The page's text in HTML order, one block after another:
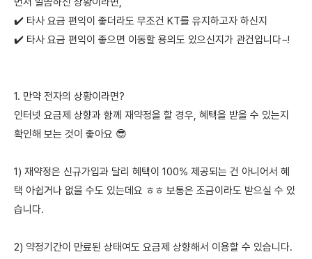
✔️ 타사 요금 편익이 좋더라도 무조건 KT를 유지하고자 하신지
✔️ 타사 요금 편익이 좋으면 이동할 용의도 있으신지가 관건입니다~!
1. 만약 전자의 상황이라면?
인터넷 요금제 상향과 함께 재약정을 할 경우, 혜택을 받을 수 있는지
확인해 보는 것이 좋아요 😎
1) 재약정은 신규가입과 달리 혜택이 100% 제공되는 건 아니어서 혜
택 아쉽거나 없을 수도 있는데요 ㅎㅎ 보통은 조금이라도 받으실 수 있
습니다.
2) 약정기간이 만료된 상태여도 요금제 상향해서 이용할 수 있습니다.